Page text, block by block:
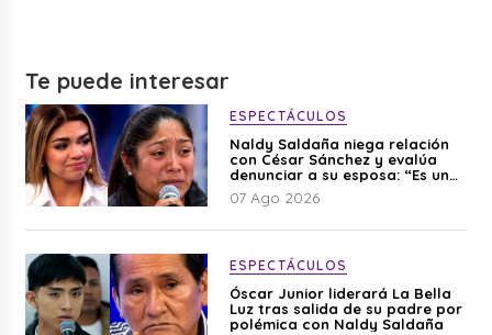
Te puede interesar
ESPECTÁCULOS
Naldy Saldaña niega relación
con César Sánchez y evalúa
denunciar a su esposa: “Es una
difamación”
07 Ago 2026
ESPECTÁCULOS
Óscar Junior liderará La Bella
Luz tras salida de su padre por
polémica con Naldy Saldaña